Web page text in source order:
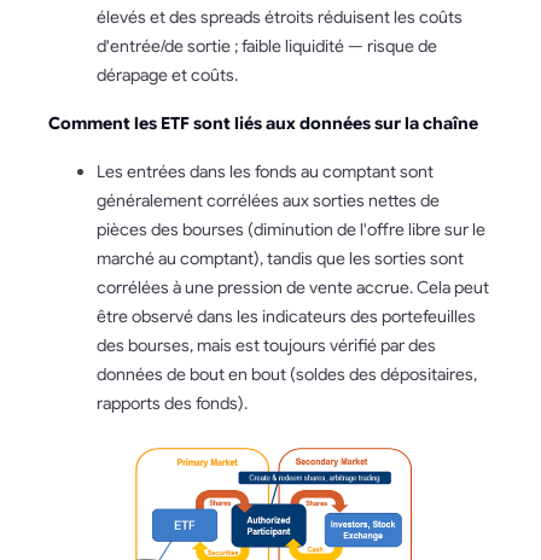
élevés et des spreads étroits réduisent les coûts
d'entrée/de sortie ; faible liquidité — risque de
dérapage et coûts.
Comment les ETF sont liés aux données sur la chaîne
Les entrées dans les fonds au comptant sont
généralement corrélées aux sorties nettes de
pièces des bourses (diminution de l'offre libre sur le
marché au comptant), tandis que les sorties sont
corrélées à une pression de vente accrue. Cela peut
être observé dans les indicateurs des portefeuilles
des bourses, mais est toujours vérifié par des
données de bout en bout (soldes des dépositaires,
rapports des fonds).